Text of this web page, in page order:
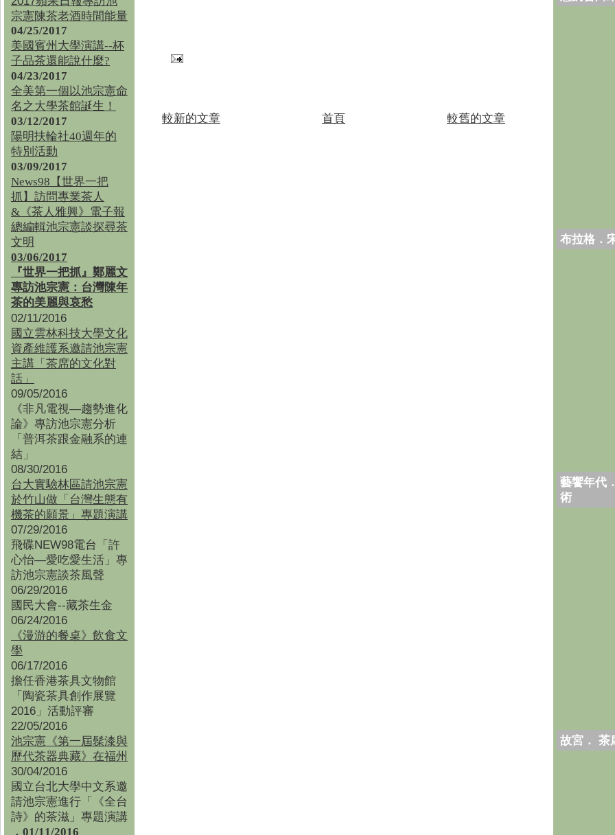
宗憲陳茶老酒時間能量
04/25/2017
美國賓州大學演講--杯
子品茶還能說什麼?
04/23/2017
全美第一個以池宗憲命
名之大學茶館誕生！
03/12/2017
陽明扶輪社40週年的
特別活動
03/09/2017
News98【世界一把
抓】訪問專業茶人
&《茶人雅興》電子報
總編輯池宗憲談探尋茶
文明
03/06/2017
『世界一把抓』鄭麗文
專訪池宗憲：台灣陳年
茶的美麗與哀愁
02/11/2016
國立雲林科技大學文化
資產維護系邀請池宗憲
主講「茶席的文化對
話」
09/05/2016
《非凡電視—趨勢進化
論》專訪池宗憲分析
「普洱茶跟金融系的連
結」
08/30/2016
台大實驗林區請池宗憲
於竹山做「台灣生態有
機茶的願景」專題演講
07/29/2016
飛碟NEW98電台「許
心怡—愛吃愛生活」專
訪池宗憲談茶風聲
06/29/2016
國民大會--藏茶生金
06/24/2016
《漫游的餐桌》飲食文
學
06/17/2016
擔任香港茶具文物館
「陶瓷茶具創作展覽
2016」活動評審
22/05/2016
池宗憲《第一屆髹漆與
歷代茶器典藏》在福州
30/04/2016
國立台北大學中文系邀
請池宗憲進行「《全台
詩》的茶滋」專題演講
．01/11/2016
較新的文章 較舊的文章
首頁
布拉格．
藝饗年代
術
故宮． 茶